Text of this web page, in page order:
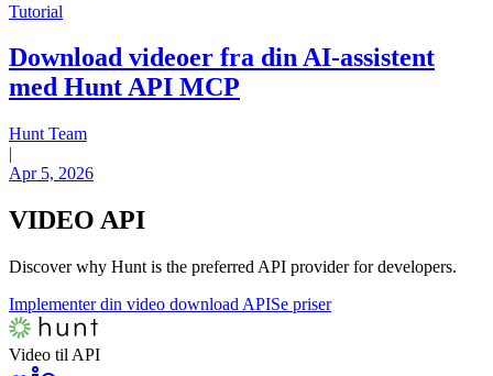
Tutorial
Download videoer fra din AI-assistent
med Hunt API MCP
Hunt Team
|
Apr 5, 2026
VIDEO API
Discover why Hunt is the preferred API provider for developers.
Implementer din video download APISe priser
Video til API